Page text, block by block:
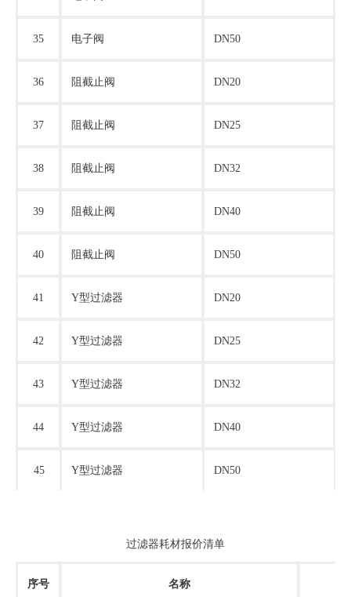
35 电子阀 DN50
36 阻截止阀 DN20
37 阻截止阀 DN25
38 阻截止阀 DN32
39 阻截止阀 DN40
40 阻截止阀 DN50
41 Y型过滤器 DN20
42 Y型过滤器 DN25
43 Y型过滤器 DN32
44 Y型过滤器 DN40
45 Y型过滤器 DN50
过滤器耗材报价清单
序号 名称